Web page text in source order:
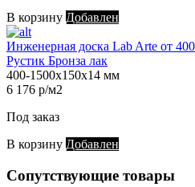
В корзину Добавлен
Инженерная доска Lab Arte от
Рустик Бронза лак
400-1500х150х14 мм
6 176 р/м2
Под заказ
В корзину Добавлен
Сопутствующие товары